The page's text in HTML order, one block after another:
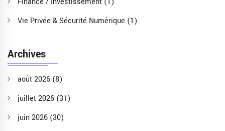
Vie Privée & Sécurité Numérique (1)
Archives
août 2026 (8)
juillet 2026 (31)
juin 2026 (30)